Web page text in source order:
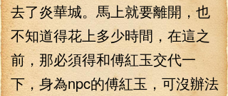
去了炎華城。馬上就要離開，也
不知道得花上多少時間，在這之
前，那必須得和傅紅玉交代一
下，身為npc的傅紅玉，可沒辦法